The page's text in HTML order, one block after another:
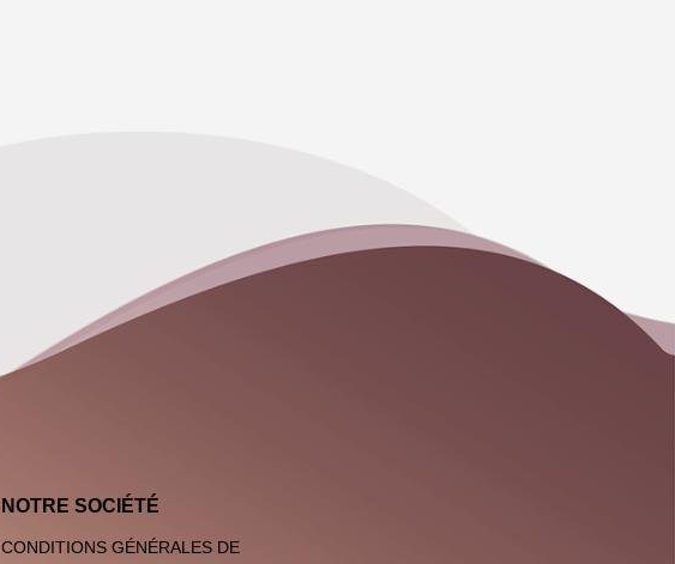
NOTRE SOCIÉTÉ
CONDITIONS GÉNÉRALES DE